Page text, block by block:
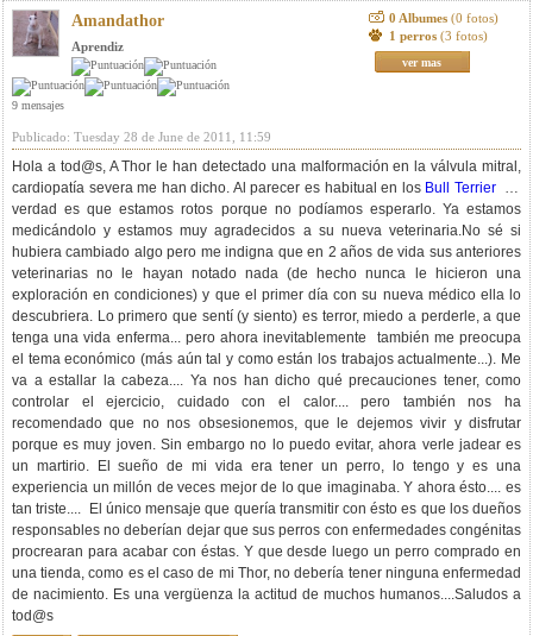
Amandathor
Aprendiz
9 mensajes
0 Albumes (0 fotos)
1 perros (3 fotos)
ver mas
Publicado: Tuesday 28 de June de 2011, 11:59
Hola a tod@s, A Thor le han detectado una malformación en la válvula mitral,
cardiopatía severa me han dicho. Al parecer es habitual en los Bull TerrierLa
verdad es que estamos rotos porque no podíamos esperarlo. Ya estamos
medicándolo y estamos muy agradecidos a su nueva veterinaria.No sé si
hubiera cambiado algo pero me indigna que en 2 años de vida sus anteriores
veterinarias no le hayan notado nada (de hecho nunca le hicieron una
exploración en condiciones) y que el primer día con su nueva médico ella lo
descubriera. Lo primero que sentí (y siento) es terror, miedo a perderle, a que
tenga una vida enferma... pero ahora inevitablemente también me preocupa
el tema económico (más aún tal y como están los trabajos actualmente...). Me
va a estallar la cabeza.... Ya nos han dicho qué precauciones tener, como
controlar el ejercicio, cuidado con el calor.... pero también nos ha
recomendado que no nos obsesionemos, que le dejemos vivir y disfrutar
porque es muy joven. Sin embargo no lo puedo evitar, ahora verle jadear es
un martirio. El sueño de mi vida era tener un perro, lo tengo y es una
experiencia un millón de veces mejor de lo que imaginaba. Y ahora ésto.... es
tan triste.... El único mensaje que quería transmitir con ésto es que los dueños
responsables no deberían dejar que sus perros con enfermedades congénitas
procrearan para acabar con éstas. Y que desde luego un perro comprado en
una tienda, como es el caso de mi Thor, no debería tener ninguna enfermedad
de nacimiento. Es una vergüenza la actitud de muchos humanos....Saludos a
tod@s